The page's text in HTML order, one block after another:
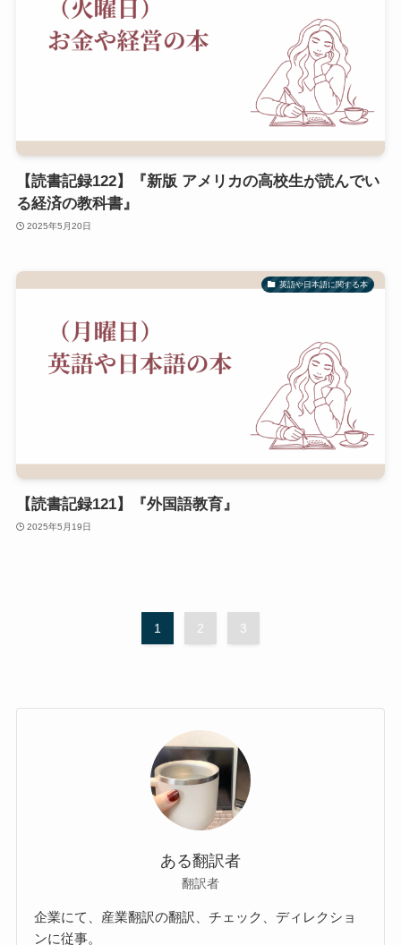
【読書記録122】『新版 アメリカの高校生が読んでい
る経済の教科書』
2025年5月20日
英語や日本語に関する本
【読書記録121】『外国語教育』
2025年5月19日
1 2 3
ある翻訳者
翻訳者
企業にて、産業翻訳の翻訳、チェック、ディレクショ
ンに従事。